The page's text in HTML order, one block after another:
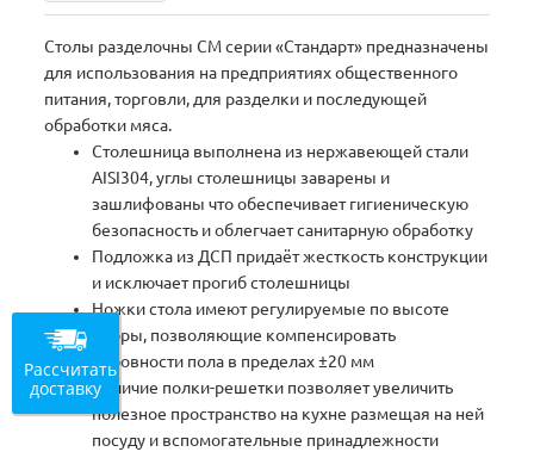
Столы разделочны СМ серии «Стандарт» предназначены
для использования на предприятиях общественного
питания, торговли, для разделки и последующей
обработки мяса.
Столешница выполнена из нержавеющей стали
AISI304, углы столешницы заварены и
зашлифованы что обеспечивает гигиеническую
безопасность и облегчает санитарную обработку
Подложка из ДСП придаёт жесткость конструкции
и исключает прогиб столешницы
Ножки стола имеют регулируемые по высоте
опоры, позволяющие компенсировать
неровности пола в пределах ±20 мм
Наличие полки-решетки позволяет увеличить
полезное пространство на кухне размещая на ней
посуду и вспомогательные принадлежности
Рассчитать
доставку